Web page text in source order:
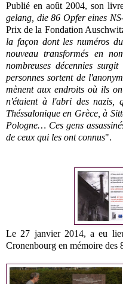
Publié en août 2004, son
gelang, die 86 Opfer eines
Prix de la Fondation
la façon dont les numéros
nouveau transformés en
nombreuses décennies
personnes sortent de
mènent aux endroits où ils
n'étaient à l'abri des nazis,
Théssalonique en Grèce, à
Pologne… Ces gens
de ceux qui les ont connus".
Le 27 janvier 2014, a eu
Cronenbourg en mémoire